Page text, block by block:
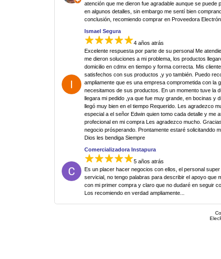
atención que me dieron fue agradable aunque se puede
en algunos detalles, sin embargo me sentí bien
conclusión, recomiendo comprar en Proveedora
Ismael Segura
4 años atrás
Excelente respuesta por parte de su personal Me
me dieron soluciones a mi problema, los productos
domicilio en cdmx en tiempo y forma correcta. Mis
satisfechos con sus productos ,y yo también. Puedo
ampliamente que es una empresa comprometida con la
necesitamos de sus productos. En un momento tuve la
llegara mi pedido ,ya que fue muy grande, en bocinas y
llegó muy bien en el tiempo Requerido. Les agradezco
especial a el señor Edwin quien tomo cada detalle y me
profecional en mi compra Les agradezco mucho.
negocio prósperando. Prontamente estaré solicitanddo
Dios les bendiga Siempre
Comercializadora Instapura
5 años atrás
Es un placer hacer negocios con ellos, el personal
servicial, no tengo palabras para describir el apoyo que
con mi primer compra y claro que no dudaré en seguir
Los recomiendo en verdad ampliamente...